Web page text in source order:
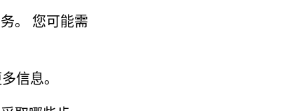
。 您可能需
信息。